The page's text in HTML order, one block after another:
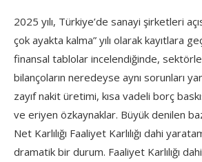
2025 yılı, Türkiye’de sanayi şirketleri
çok ayakta kalma” yılı olarak kayıtlara
finansal tablolar incelendiğinde,
bilançoların neredeyse aynı sorunları
zayıf nakit üretimi, kısa vadeli borç
ve eriyen özkaynaklar. Büyük denilen
Net Karlılığı Faaliyet Karlılığı dahi
dramatik bir durum. Faaliyet Karlılığı